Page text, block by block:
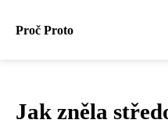
Proč Proto
Jak zněla